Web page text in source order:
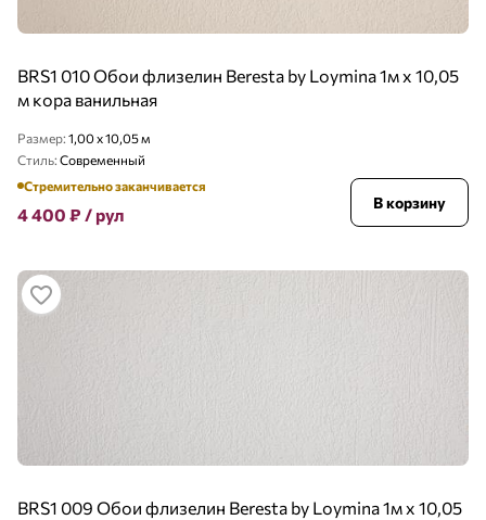
BRS1 010 Обои флизелин Beresta by Loymina 1м х 10,05
м кора ванильная
Размер: 1,00 x 10,05 м
Стиль: Современный
Стремительно заканчивается
4 400 ₽ / рул
В корзину
BRS1 009 Обои флизелин Beresta by Loymina 1м х 10,05